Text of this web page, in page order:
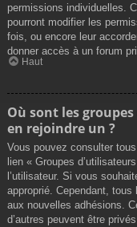
permissions individuelles.
pourront modifier les
fois, ou encore leur
donner accès à un forum
Haut
Où sont les
en rejoindre un ?
Vous pouvez consulter
lien « Groupes
l’utilisateur. Si vous
approprié. Cependant,
aux nouvelles adhésions.
d’autres peuvent être